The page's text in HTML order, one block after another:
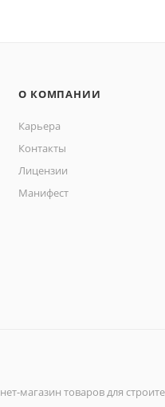
О КОМПАНИИ
Карьера
Контакты
Лицензии
Манифест
магазин товаров для